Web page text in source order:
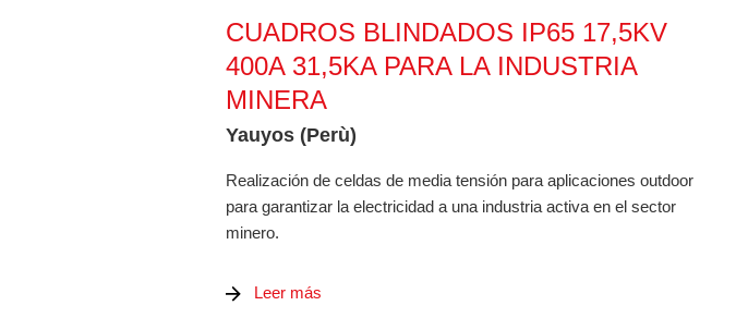
CUADROS BLINDADOS IP65 17,5KV
400A 31,5KA PARA LA INDUSTRIA
MINERA
Yauyos (Perù)
Realización de celdas de media tensión para aplicaciones outdoor
para garantizar la electricidad a una industria activa en el sector
minero.
Leer más